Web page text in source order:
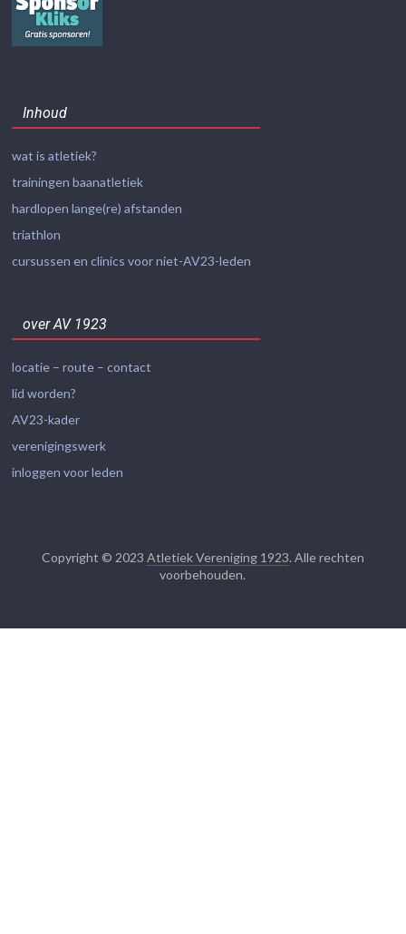
Inhoud
wat is atletiek?
trainingen baanatletiek
hardlopen lange(re) afstanden
triathlon
cursussen en clinics voor niet-AV23-leden
over AV 1923
locatie – route – contact
lid worden?
AV23-kader
verenigingswerk
inloggen voor leden
Copyright © 2023 Atletiek Vereniging 1923. Alle rechten
voorbehouden.